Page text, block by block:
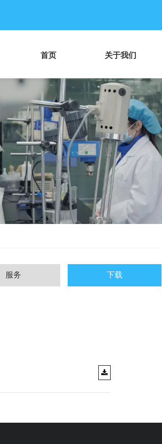
首页 关于我们
服务 下载